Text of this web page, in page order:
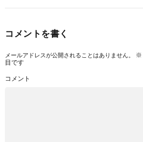
コメントを書く
メールアドレスが公開されることはありません。 ※
目です
コメント